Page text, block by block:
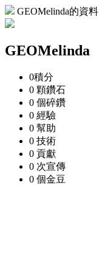
GEOMelinda的資料
GEOMelinda
0積分
0 顆鑽石
0 個碎鑽
0 經驗
0 幫助
0 技術
0 貢獻
0 次宣傳
0 個金豆